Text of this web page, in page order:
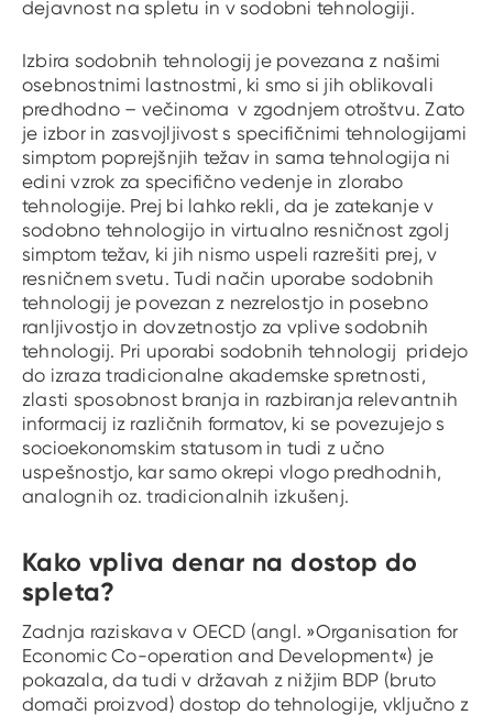
dejavnost na spletu in v sodobni tehnologiji.
Izbira sodobnih tehnologij je povezana z našimi
osebnostnimi lastnostmi, ki smo si jih oblikovali
predhodno – večinoma v zgodnjem otroštvu. Zato
je izbor in zasvojljivost s specifičnimi tehnologijami
simptom poprejšnjih težav in sama tehnologija ni
edini vzrok za specifično vedenje in zlorabo
tehnologije. Prej bi lahko rekli, da je zatekanje v
sodobno tehnologijo in virtualno resničnost zgolj
simptom težav, ki jih nismo uspeli razrešiti prej, v
resničnem svetu. Tudi način uporabe sodobnih
tehnologij je povezan z nezrelostjo in posebno
ranljivostjo in dovzetnostjo za vplive sodobnih
tehnologij. Pri uporabi sodobnih tehnologij pridejo
do izraza tradicionalne akademske spretnosti,
zlasti sposobnost branja in razbiranja relevantnih
informacij iz različnih formatov, ki se povezujejo s
socioekonomskim statusom in tudi z učno
uspešnostjo, kar samo okrepi vlogo predhodnih,
analognih oz. tradicionalnih izkušenj.
Kako vpliva denar na dostop do
spleta?
Zadnja raziskava v OECD (angl. »Organisation for
Economic Co-operation and Development«) je
pokazala, da tudi v državah z nižjim BDP (bruto
domači proizvod) dostop do tehnologije, vključno z